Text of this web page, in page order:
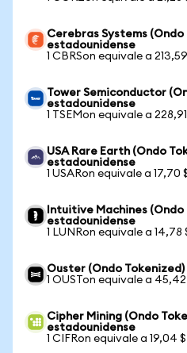
Cerebras Systems
estadounidense
1 CBRSon equivale a
Tower Semiconductor
estadounidense
1 TSEMon equivale a
USA Rare Earth (Ondo
estadounidense
1 USARon equivale a 17,70
Intuitive Machines
estadounidense
1 LUNRon equivale a 14,78
Ouster (Ondo
1 OUSTon equivale a 45,42
Cipher Mining (Ondo
estadounidense
1 CIFRon equivale a 19,04 $